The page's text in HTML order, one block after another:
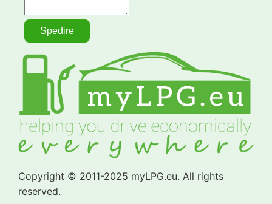
Copyright © 2011-2025 myLPG.eu. All rights
reserved.